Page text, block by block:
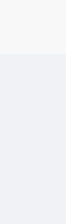
[Ui]